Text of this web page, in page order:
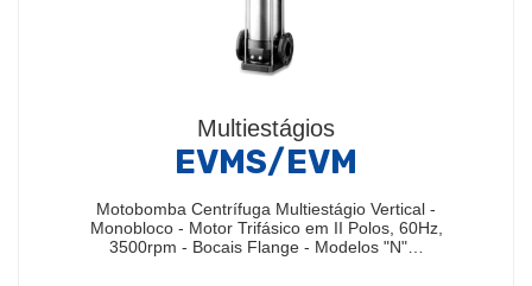
Multiestágios
EVMS/EVM
Motobomba Centrífuga Multiestágio Vertical -
Monobloco - Motor Trifásico em II Polos, 60Hz,
3500rpm - Bocais Flange - Modelos "N"…